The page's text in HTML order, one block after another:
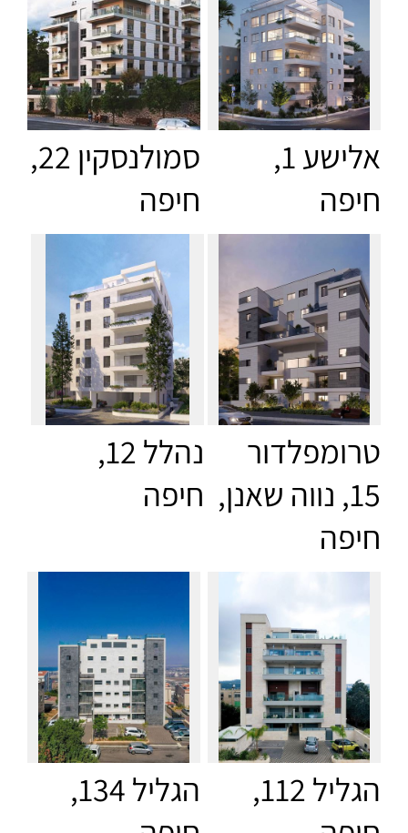
אלישע 1,
חיפה
סמולנסקין 22,
חיפה
טרומפלדור
15, נווה שאנן,
חיפה
נהלל 12,
חיפה
הגליל 112,
הגליל 134,